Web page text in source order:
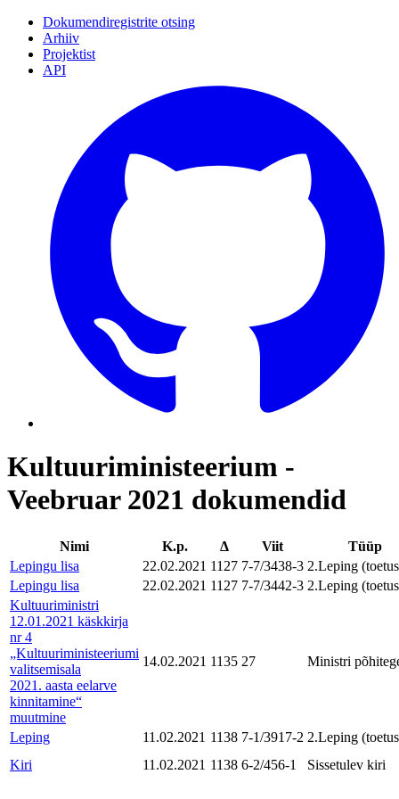
Dokumendiregistrite otsing
Arhiiv
Projektist
API
Kultuuriministeerium -
Veebruar 2021 dokumendid
Nimi K.p. Δ Viit
Tüüp
Lepingu lisa
22.02.2021 1127 7-7/3438-3 2.Leping
Lepingu lisa
22.02.2021 1127 7-7/3442-3 2.Leping
Kultuuriministri
12.01.2021 käskkirja
nr 4
„Kultuuriministeeriumi
valitsemisala
2021. aasta eelarve
kinnitamine“
muutmine
14.02.2021 1135 27 Ministri
Leping 11.02.2021 1138 7-1/3917-2 2.Leping
Kiri
11.02.2021 1138 6-2/456-1 Sissetulev kiri